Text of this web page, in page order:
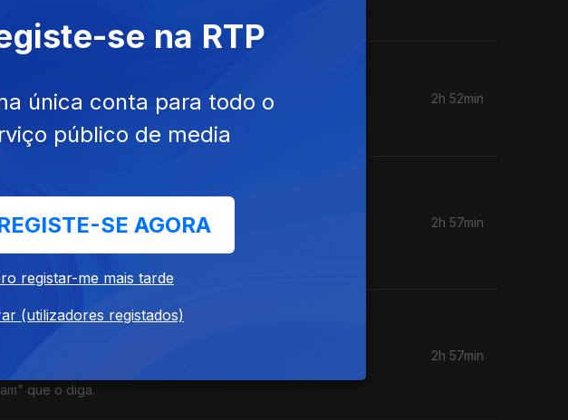
2h 52min
Ah! E um belo snack para
2h 57min
Canadá. Realmente a geografia é
que o diga.
2h 57min
se na RTP
única conta para todo o
público de media
SE AGORA
registar-me mais tarde
(utilizadores registados)